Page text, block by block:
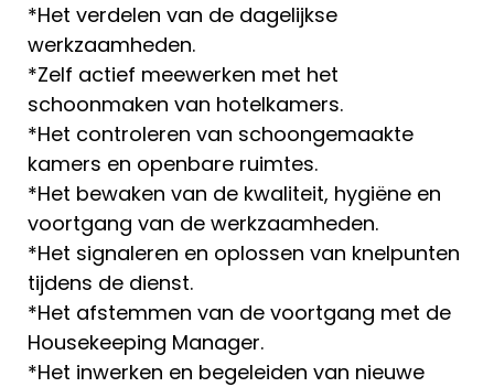
*Het verdelen van de dagelijkse
werkzaamheden.
*Zelf actief meewerken met het
schoonmaken van hotelkamers.
*Het controleren van schoongemaakte
kamers en openbare ruimtes.
*Het bewaken van de kwaliteit, hygiëne en
voortgang van de werkzaamheden.
*Het signaleren en oplossen van knelpunten
tijdens de dienst.
*Het afstemmen van de voortgang met de
Housekeeping Manager.
*Het inwerken en begeleiden van nieuwe